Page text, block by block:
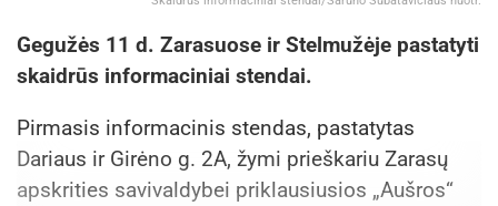
Gegužės 11 d. Zarasuose ir Stelmužėje pastatyti
skaidrūs informaciniai stendai.
Pirmasis informacinis stendas, pastatytas
Dariaus ir Girėno g. 2A, žymi prieškariu Zarasų
apskrities savivaldybei priklausiusios „Aušros“